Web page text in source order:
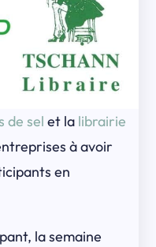
de sel et la librairie
à avoir
en
la semaine